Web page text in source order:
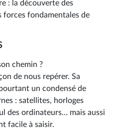
: la découverte des
forces fondamentales de
chemin ?
de nous repérer. Sa
un condensé de
: satellites, horloges
des ordinateurs… mais aussi
facile à saisir.